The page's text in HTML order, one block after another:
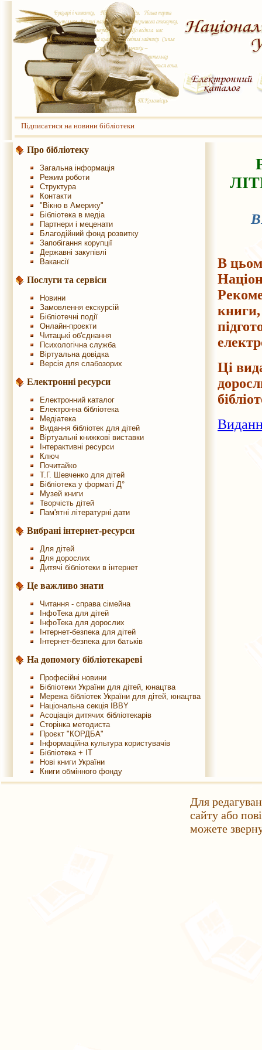
Підписатися на новини бібліотеки
Про бібліотеку
Загальна інформація
Режим роботи
Структура
Контакти
"Вікно в Америку"
Бібліотека в медіа
Партнери і меценати
Благодійний фонд розвитку
Запобігання корупції
Державні закупівлі
Вакансії
Послуги та сервіси
Новини
Замовлення екскурсій
Бібліотечні події
Онлайн-проєкти
Читацькі об'єднання
Психологічна служба
Віртуальна довідка
Версія для слабозорих
Електронні ресурси
Електронний каталог
Електронна бібліотека
Медіатека
Видання бібліотек для дітей
Віртуальні книжкові виставки
Інтерактивні ресурси
Ключ
Почитайко
Т.Г. Шевченко для дітей
Бібліотека у форматі Д°
Музей книги
Творчість дітей
Пам'ятні літературні дати
Вибрані інтернет-ресурси
Для дітей
Для дорослих
Дитячі бібліотеки в інтернет
Це важливо знати
Читання - справа сімейна
ІнфоТека для дітей
ІнфоТека для дорослих
Інтернет-безпека для дітей
Інтернет-безпека для батьків
На допомогу бібліотекареві
Професійні новини
Бібліотеки України для дітей, юнацтва
Мережа бібліотек України для дітей, юнацтва
Національна секція IBBY
Асоціація дитячих бібліотекарів
Сторінка методиста
Проєкт "КОРДБА"
Інформаційна культура користувачів
Бібліотека + IT
Нові книги України
Книги обмінного фонду
В
книги,
Ці
Для
сайту або
можете